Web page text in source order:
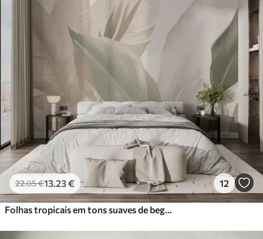
Standard
Vinil Premium
39.00 €/m²
Peel and Stick
81.6749.00€/m²
22.05€13 .23€ 12